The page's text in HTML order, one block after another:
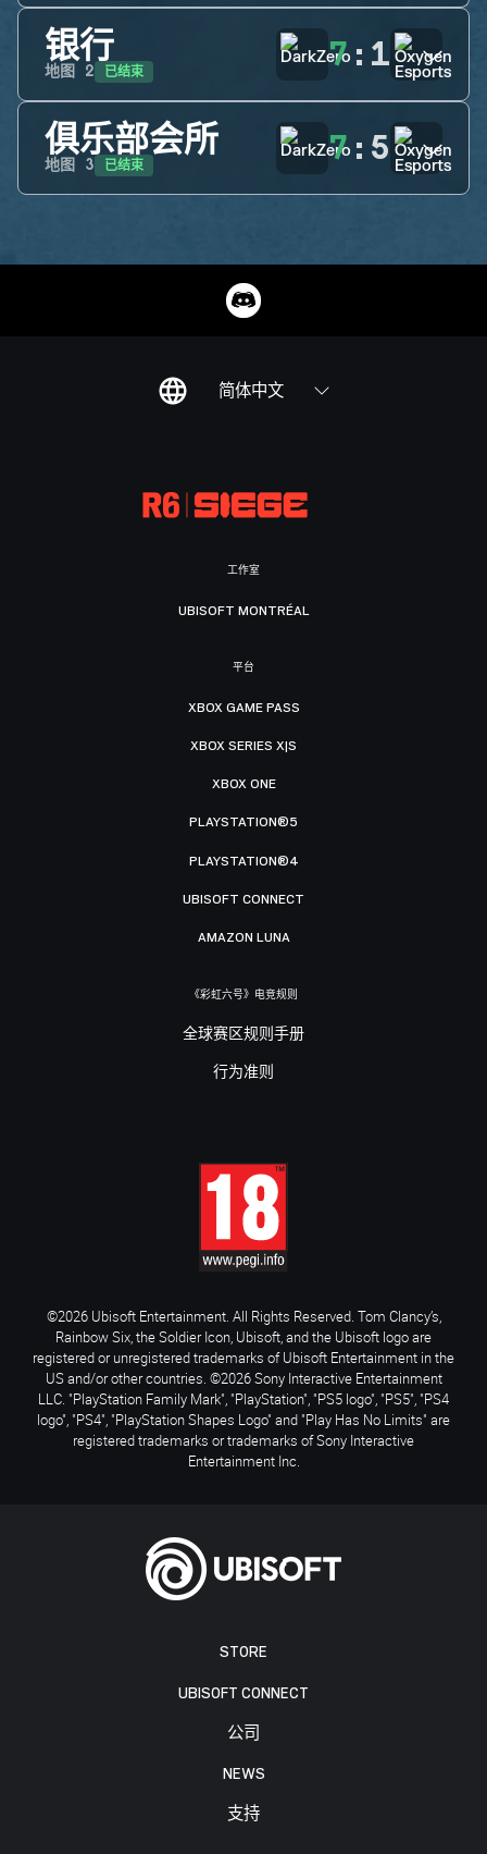
银行
地图 2 已结束 7: 1
俱乐部会所
地图 3 已结束 7: 5
简体中文
STORE
UBISOFT CONNECT
公司
NEWS
支持
工作室
UBISOFT MONTRÉAL
平台
XBOX GAME PASS
XBOX SERIES X|S
XBOX ONE
PLAYSTATION®5
PLAYSTATION®4
UBISOFT CONNECT
AMAZON LUNA
《彩虹六号》电竞规则
全球赛区规则手册
行为准则
©2026 Ubisoft Entertainment. All Rights Reserved. Tom Clancy’s,
Rainbow Six, the Soldier Icon, Ubisoft, and the Ubisoft logo are
registered or unregistered trademarks of Ubisoft Entertainment in the
US and/or other countries. ©2026 Sony Interactive Entertainment
LLC. "PlayStation Family Mark", "PlayStation", "PS5 logo", "PS5", "PS4
logo", "PS4", "PlayStation Shapes Logo" and "Play Has No Limits" are
registered trademarks or trademarks of Sony Interactive
Entertainment Inc.